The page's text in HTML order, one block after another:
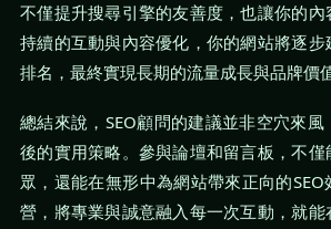
不僅提升搜尋引擎的友善度，也讓你的內
持續的互動與內容優化，你的網站將逐
排名，最終實現長期的流量成長與品牌價
總結來說，SEO顧問的建議並非空穴來
後的實用策略。參與論壇和留言板，不
眾，還能在無形中為網站帶來正向的
營，將專業與誠意融入每一次互動，就能